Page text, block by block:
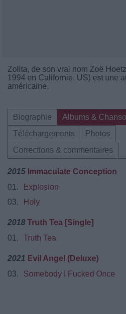
Zolita, de son vrai nom Zoë
1994 en Californie, US) est une
américaine.
Biographie
Albums &
Téléchargements
Photos
Corrections & commentaires
2015 Immaculate Conception
01.
Explosion
03.
Holy
2018 Truth Tea [Single]
01.
Truth Tea
2021 Evil Angel (Deluxe)
03.
Somebody I Fucked Once